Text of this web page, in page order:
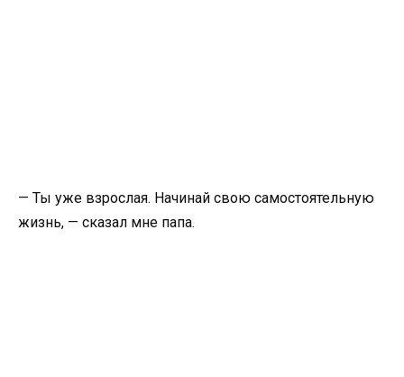
— Ты уже взрослая. Начинай свою самостоятельную
жизнь, — сказал мне папа.